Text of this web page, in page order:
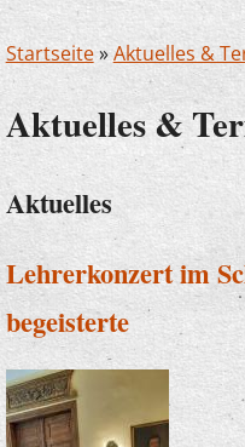
Startseite»Aktuelles &
Aktuelles &
Aktuelles
Lehrerkonzert im
begeisterte